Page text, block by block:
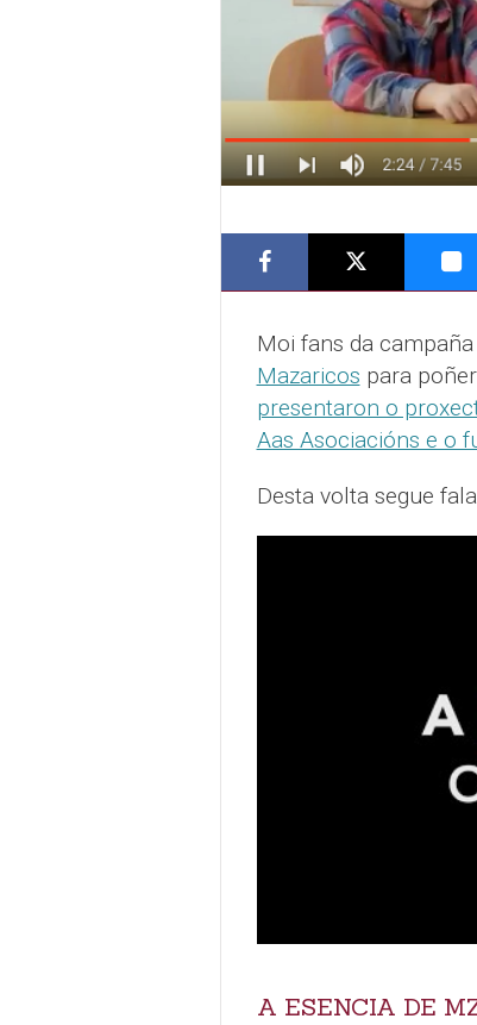
Moi fans da
Mazaricos para
presentaron o
Aas Asociacións e o
Desta volta segue
A ESENCIA DE